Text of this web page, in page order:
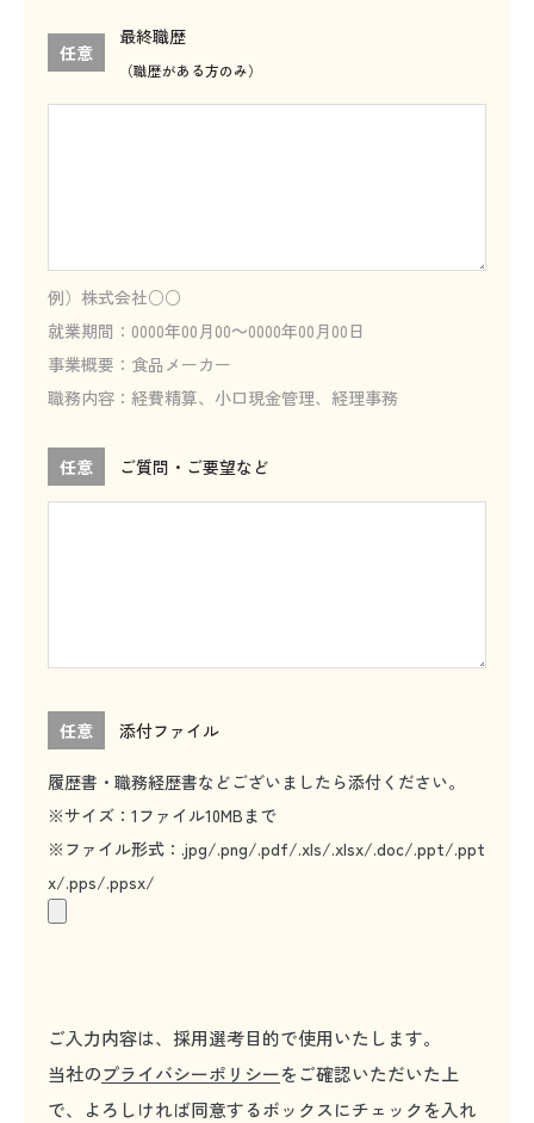
最終職歴
任意
（職歴がある方のみ）
例）株式会社○○
就業期間：0000年00月00～0000年00月00日
事業概要：食品メーカー
職務内容：経費精算、小口現金管理、経理事務
ご質問・ご要望など
任意
添付ファイル
任意
履歴書・職務経歴書などございましたら添付ください。
※サイズ：1ファイル10MBまで
※ファイル形式：.jpg/.png/.pdf/.xls/.xlsx/.doc/.ppt/.ppt
x/.pps/.ppsx/
ご入力内容は、採用選考目的で使用いたします。
当社のプライバシーポリシーをご確認いただいた上
で、よろしければ同意するボックスにチェックを入れ